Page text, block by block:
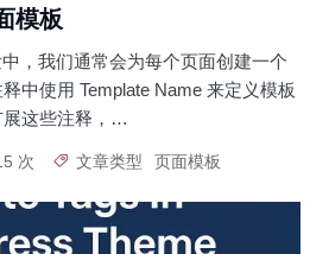
模板
，我们通常会为每个页面创建一个
中使用 Template Name 来定义模板
展这些注释，…
次 文章类型 页面模板